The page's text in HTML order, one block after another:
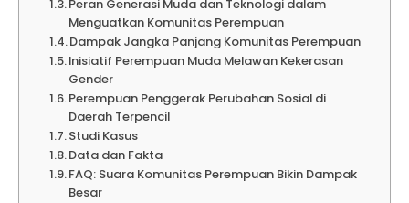
Peran Generasi Muda dan Teknologi dalam
Menguatkan Komunitas Perempuan
Dampak Jangka Panjang Komunitas Perempuan
Inisiatif Perempuan Muda Melawan Kekerasan
Gender
Perempuan Penggerak Perubahan Sosial di
Daerah Terpencil
Studi Kasus
Data dan Fakta
FAQ: Suara Komunitas Perempuan Bikin Dampak
Besar